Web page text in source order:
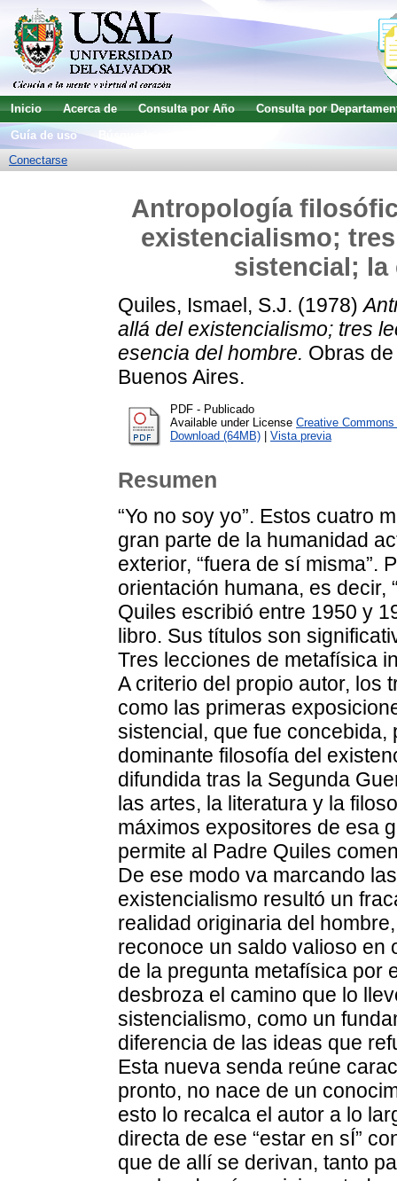
Inicio Acerca de Consulta por Año
Consulta por
Guía de uso
Conectarse
Antropología
existencialismo;
sistencial; la
Quiles, Ismael, S.J. (1978)
allá del existencialismo; tres
esencia del hombre. Obras
Buenos Aires.
PDF - Publicado
Available under License Creative
Download (64MB)
Vista previa
Resumen
“Yo no soy yo”. Estos cuatro
gran parte de la humanidad
exterior, “fuera de sí misma”.
orientación humana, es decir,
Quiles escribió entre 1950 y
libro. Sus títulos son
Tres lecciones de metafísica
A criterio del propio autor, los
como las primeras
sistencial, que fue
dominante filosofía del
difundida tras la Segunda
las artes, la literatura y la
máximos expositores de esa
permite al Padre Quiles
De ese modo va marcando
existencialismo resultó un
realidad originaria del
reconoce un saldo valioso en
de la pregunta metafísica por
desbroza el camino que lo
sistencialismo, como un
diferencia de las ideas que
Esta nueva senda reúne
pronto, no nace de un
esto lo recalca el autor a lo
directa de ese “estar en sÍ”
que de allí se derivan, tanto